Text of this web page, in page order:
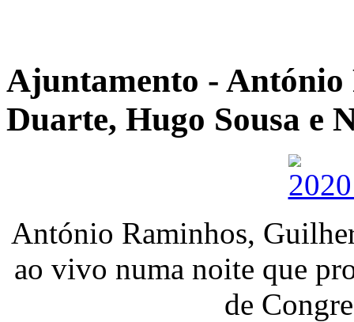
Ajuntamento -
Duarte, Hugo Sousa e
António Raminhos,
ao vivo numa noite que
de